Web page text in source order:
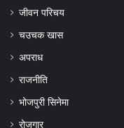
जीवन परिचय
चउचक खास
अपराध
राजनीति
भोजपुरी सिनेमा
रोजगार